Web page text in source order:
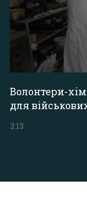
Волонтери-
для
3:13